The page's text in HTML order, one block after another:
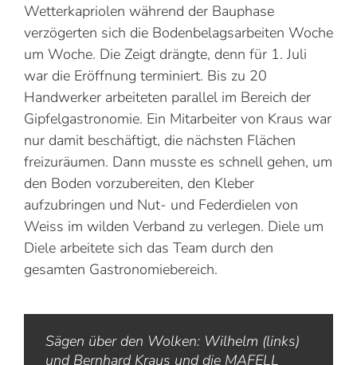
Wetterkapriolen während der Bauphase
verzögerten sich die Bodenbelagsarbeiten Woche
um Woche. Die Zeigt drängte, denn für 1. Juli
war die Eröffnung terminiert. Bis zu 20
Handwerker arbeiteten parallel im Bereich der
Gipfelgastronomie. Ein Mitarbeiter von Kraus war
nur damit beschäftigt, die nächsten Flächen
freizuräumen. Dann musste es schnell gehen, um
den Boden vorzubereiten, den Kleber
aufzubringen und Nut- und Federdielen von
Weiss im wilden Verband zu verlegen. Diele um
Diele arbeitete sich das Team durch den
gesamten Gastronomiebereich.
Sägen über den Wolken: Wilhelm (links)
und Bernhard Kraus und die MAFELL